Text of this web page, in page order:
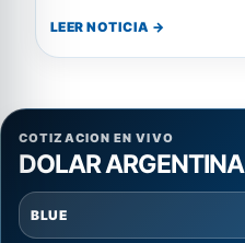
LEER NOTICIA →
COTIZACION EN VIVO
DOLAR ARGENTINA
BLUE